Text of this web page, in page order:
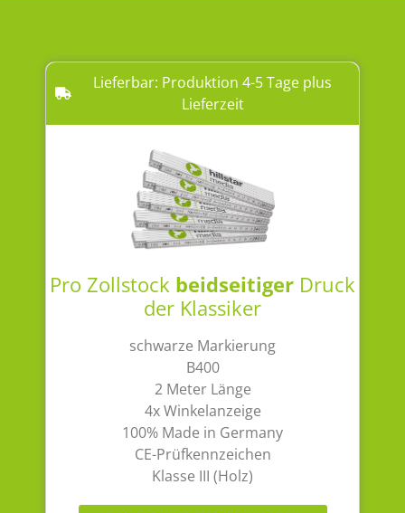
Lieferbar: Produktion 4-5 Tage plus
Lieferzeit
Pro Zollstock beidseitiger Druck
der Klassiker
schwarze Markierung
B400
2 Meter Länge
4x Winkelanzeige
100% Made in Germany
CE-Prüfkennzeichen
Klasse III (Holz)